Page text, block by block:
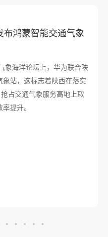
布鸿蒙智能交通气象
象海洋论坛上，华为联合陕
站，这标志着陕西在落实
占交通气象服务高地上取
提升。